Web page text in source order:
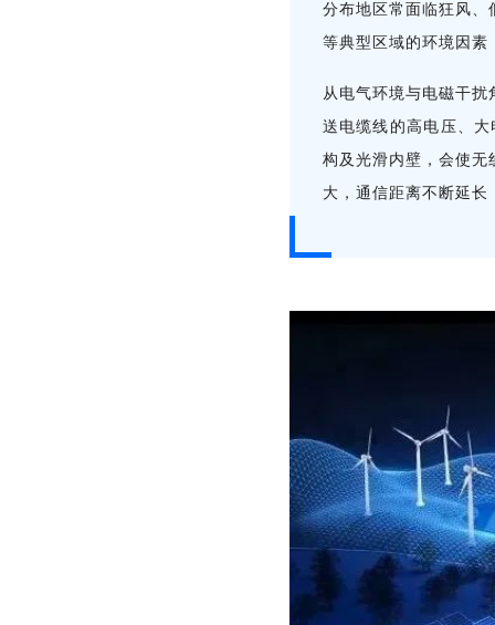
分布地区常面临狂风
等典型区域的环境因素
从电气环境与电磁干
送电缆线的高电压、
构及光滑内壁，会使
大，通信距离不断延